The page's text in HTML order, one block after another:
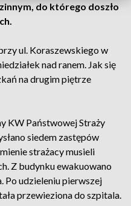
do którego doszło
ul. Koraszewskiego w
nad ranem. Jak się
na drugim piętrze
KW Państwowej Straży
siedem zastępów
strażacy musieli
Z budynku ewakuowano
Po udzieleniu pierwszej
przewieziona do szpitala.